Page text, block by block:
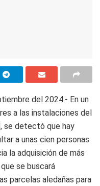
del 2024.- En un
a las instalaciones del
se detectó que hay
a unas cien personas
la adquisición de más
se buscará
parcelas aledañas para